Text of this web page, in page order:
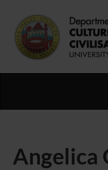
Angelica